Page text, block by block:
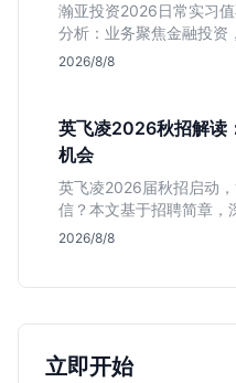
瀚亚投资2026日常实习
分析：业务聚焦金融投资
不明确。适合急需上海高
2026/8/8
英飞凌2026秋招解读
机会
英飞凌2026届秋招启动
信？本文基于招聘简章，
行业地位、校招真实门槛
2026/8/8
立即开始